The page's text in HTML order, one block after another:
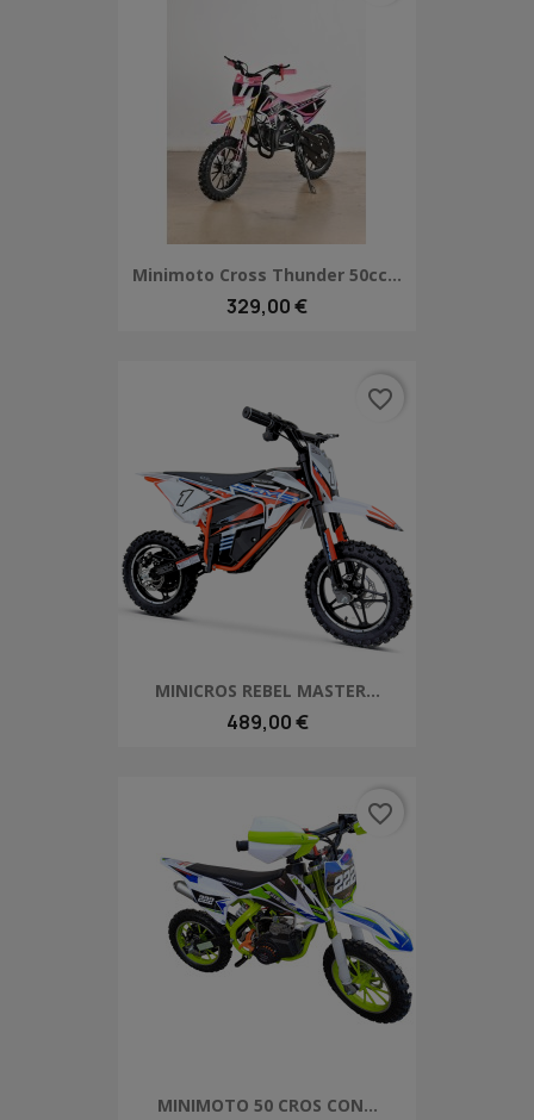
Minimoto Cross Thunder 50cc...
329,00 €
MINICROS REBEL MASTER...
489,00 €
favorite_border
MINIMOTO 50 CROS CON...
favorite_border